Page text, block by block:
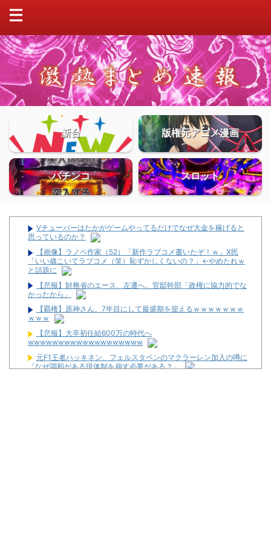
新台 版権元アニメ漫画
パチンコ スロット
Vチューバーはたかがゲームやってるだけでなぜ大金を稼げると
思っているのか？
【画像】ラノベ作家（52）「新作ラブコメ書いたぞ！ｗ」X民
「いい歳こいてラブコメ（笑）恥ずかしくないの？」←やめたれｗ
と話題に
【悲報】財務省のエース、左遷へ。官邸幹部「政権に協力的でな
かったから」
【覇権】原神さん、7年目にして最盛期を迎えるｗｗｗｗｗｗｗ
ｗｗｗ
【悲報】大卒初任給600万の時代へ
wwwwwwwwwwwwwwwwwww
元F1王者ハッキネン、フェルスタペンのマクラーレン加入の噂に
「なぜ調和がある現体制を崩す必要がある？」